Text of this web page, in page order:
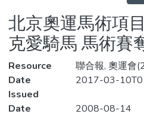
Statistics
北京奧運馬術項
克愛騎馬 馬術賽
Resource
聯合報, 奧運會
Date
Issued
2017-03-
Date
2008-08-14